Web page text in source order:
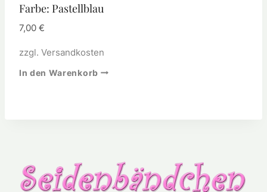
Farbe: Pastellblau
7,00 €
zzgl. Versandkosten
In den Warenkorb